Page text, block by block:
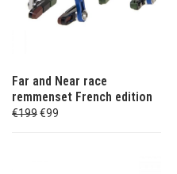
Far and Near race
remmenset French edition
€199€99